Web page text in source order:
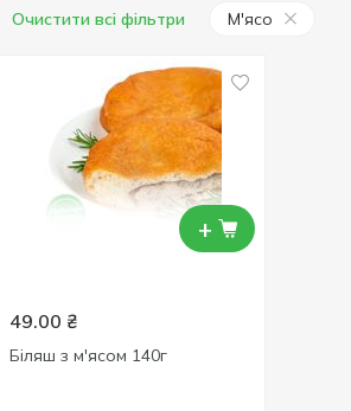
Очистити всі фільтри М'ясо
+
49.00 ₴
Біляш з м'ясом 140г